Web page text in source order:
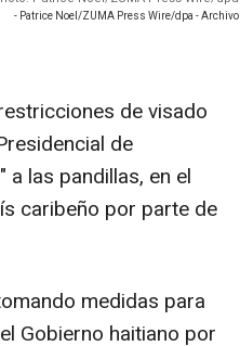
- Patrice Noel/ZUMA Press Wire/dpa - Archivo
de visado
de
las pandillas, en el
caribeño por parte de
medidas para
Gobierno haitiano por